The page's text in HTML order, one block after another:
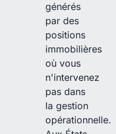
générés
par des
positions
immobilières
où vous
n'intervenez
pas dans
la gestion
opérationnelle.